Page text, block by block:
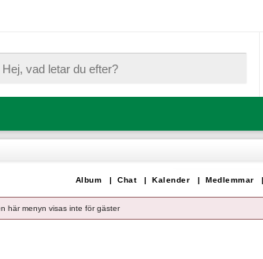
Medlemmar |
Kalender |
Chat |
Album |
här menyn visas inte för gäster